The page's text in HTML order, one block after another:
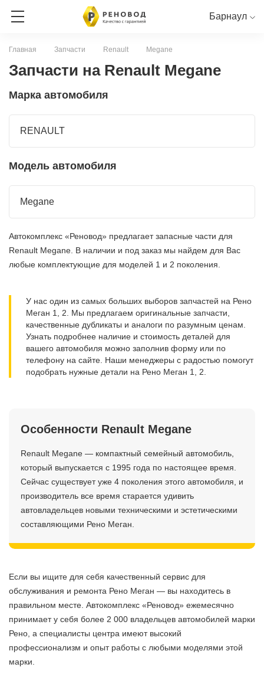
Барнаул
Главная Запчасти Renault Megane
Запчасти на Renault Megane
Марка автомобиля
RENAULT
Модель автомобиля
Megane
Автокомплекс «Реновод» предлагает запасные части для
Renault Megane. В наличии и под заказ мы найдем для Вас
любые комплектующие для моделей 1 и 2 поколения.
У нас один из самых больших выборов запчастей на Рено
Меган 1, 2. Мы предлагаем оригинальные запчасти,
качественные дубликаты и аналоги по разумным ценам.
Узнать подробнее наличие и стоимость деталей для
вашего автомобиля можно заполнив форму или по
телефону на сайте. Наши менеджеры с радостью помогут
подобрать нужные детали на Рено Меган 1, 2.
Особенности Renault Megane
Renault Megane — компактный семейный автомобиль,
который выпускается с 1995 года по настоящее время.
Сейчас существует уже 4 поколения этого автомобиля, и
производитель все время старается удивить
автовладельцев новыми техническими и эстетическими
составляющими Рено Меган.
Если вы ищите для себя качественный сервис для
обслуживания и ремонта Рено Меган — вы находитесь в
правильном месте. Автокомплекс «Реновод» ежемесячно
принимает у себя более 2 000 владельцев автомобилей марки
Рено, а специалисты центра имеют высокий
профессионализм и опыт работы с любыми моделями этой
марки.
СЕРВИСНАЯ КНИГА ОНЛАЙН
RENAULT